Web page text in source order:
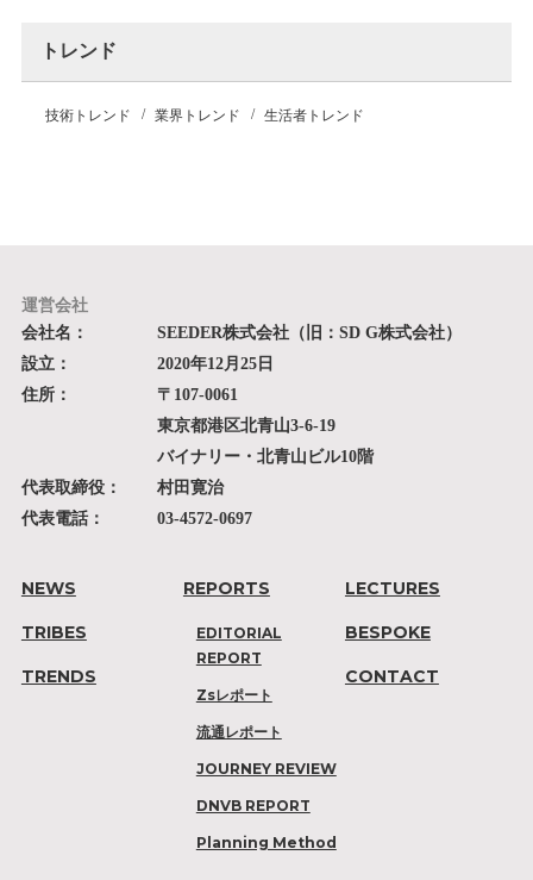
トレンド
技術トレンド 業界トレンド 生活者トレンド
運営会社
会社名：
SEEDER株式会社（旧：SD G株式会社）
設立：
2020年12月25日
住所：
〒107-0061
東京都港区北青山3-6-19
バイナリー・北青山ビル10階
代表取締役：
村田寛治
代表電話：
03-4572-0697
NEWS
TRIBES
TRENDS
REPORTS
EDITORIAL
REPORT
Zsレポート
流通レポート
JOURNEY REVIEW
DNVB REPORT
Planning Method
LECTURES
BESPOKE
CONTACT